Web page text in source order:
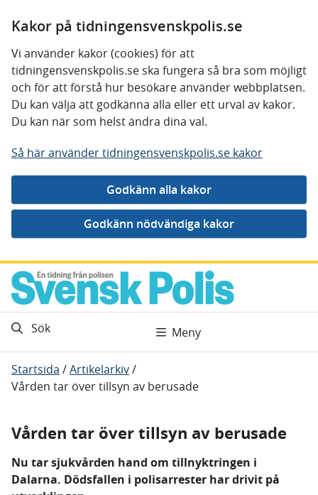
Kakor på tidningensvenskpolis.se
Vi använder kakor (cookies) för att
tidningensvenskpolis.se ska fungera så bra som möjligt
och för att förstå hur besökare använder webbplatsen.
Du kan välja att godkänna alla eller ett urval av kakor.
Du kan när som helst ändra dina val.
Så här använder tidningensvenskpolis.se kakor
Gå direkt till innehåll
Sök Meny
Startsida /Artikelarkiv/
Vården tar över tillsyn av berusade
Vården tar över tillsyn av berusade
Nu tar sjukvården hand om tillnyktringen i
Dalarna. Dödsfallen i polisarrester har drivit på